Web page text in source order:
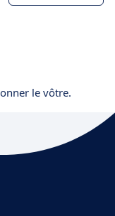
le vôtre.